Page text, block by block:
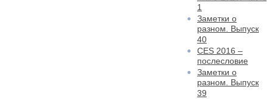
1
Заметки о
разном. Выпуск
40
CES 2016 –
послесловие
Заметки о
разном. Выпуск
39